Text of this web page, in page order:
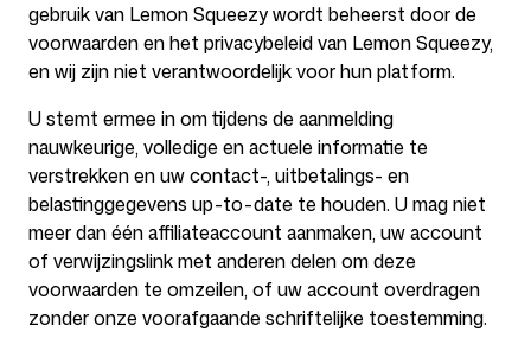
gebruik van Lemon Squeezy wordt beheerst door de
voorwaarden en het privacybeleid van Lemon Squeezy,
en wij zijn niet verantwoordelijk voor hun platform.
U stemt ermee in om tijdens de aanmelding
nauwkeurige, volledige en actuele informatie te
verstrekken en uw contact-, uitbetalings- en
belastinggegevens up-to-date te houden. U mag niet
meer dan één affiliateaccount aanmaken, uw account
of verwijzingslink met anderen delen om deze
voorwaarden te omzeilen, of uw account overdragen
zonder onze voorafgaande schriftelijke toestemming.